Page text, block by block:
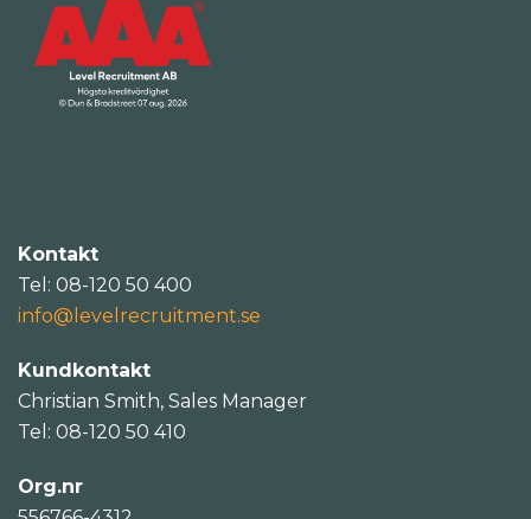
Kontakt
Tel: 08-120 50 400
info@levelrecruitment.se
Kundkontakt
Christian Smith, Sales Manager
Tel: 08-120 50 410
Org.nr